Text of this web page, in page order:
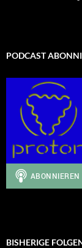
PODCAST
BISHERIGE